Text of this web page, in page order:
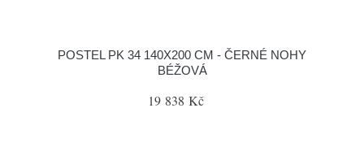
POSTEL PK 34 140X200 CM - ČERNÉ NOHY
BÉŽOVÁ
19 838 Kč